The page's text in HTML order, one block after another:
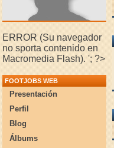
ERROR (Su navegador
no sporta contenido en
Macromedia Flash). '; ?>
FOOTJOBS WEB
Presentación
Perfil
Blog
Álbums